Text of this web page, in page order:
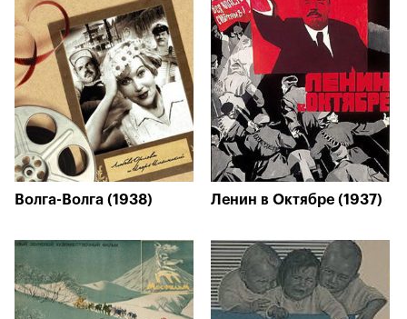
Волга-Волга (1938) Ленин в Октябре (1937)